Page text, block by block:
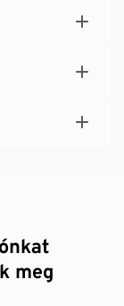
meg